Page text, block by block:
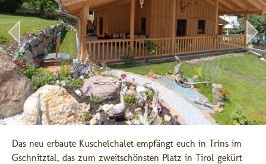
Das neu erbaute Kuschelchalet empfängt euch in Trins im
Gschnitztal, das zum zweitschönsten Platz in Tirol gekürt